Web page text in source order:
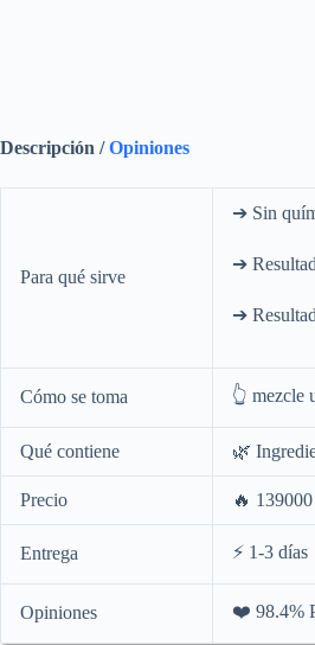
Descripción /Opiniones
Para qué sirve
➔ Sin
➔
➔
Cómo se toma 👆 mezcle
Qué contiene 🌿
Precio 🔥
Entrega ⚡️ 1-3 días
Opiniones ❤️ 98.4%